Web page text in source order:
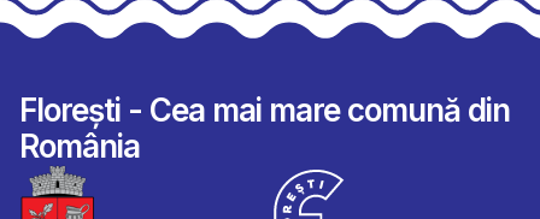
Florești - Cea mai mare comună din
România